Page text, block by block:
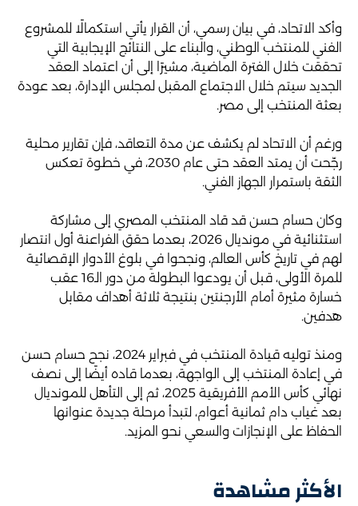
الأكثر مشاهدة
وأكد الاتحاد، في بيان رسمي، أن القرار يأتي استكمالًا للمشروع
الفني للمنتخب الوطني، والبناء على النتائج الإيجابية التي
تحققت خلال الفترة الماضية، مشيرًا إلى أن اعتماد العقد
الجديد سيتم خلال الاجتماع المقبل لمجلس الإدارة، بعد عودة
بعثة المنتخب إلى مصر.
ورغم أن الاتحاد لم يكشف عن مدة التعاقد، فإن تقارير محلية
رجّحت أن يمتد العقد حتى عام 2030، في خطوة تعكس
الثقة باستمرار الجهاز الفني.
وكان حسام حسن قد قاد المنتخب المصري إلى مشاركة
استثنائية في مونديال 2026، بعدما حقق الفراعنة أول انتصار
لهم في تاريخ كأس العالم، ونجحوا في بلوغ الأدوار الإقصائية
للمرة الأولى، قبل أن يودعوا البطولة من دور الـ16 عقب
خسارة مثيرة أمام الأرجنتين بنتيجة ثلاثة أهداف مقابل
هدفين.
ومنذ توليه قيادة المنتخب في فبراير 2024، نجح حسام حسن
في إعادة المنتخب إلى الواجهة، بعدما قاده أيضًا إلى نصف
نهائي كأس الأمم الأفريقية 2025، ثم إلى التأهل للمونديال
بعد غياب دام ثمانية أعوام، لتبدأ مرحلة جديدة عنوانها
الحفاظ على الإنجازات والسعي نحو المزيد.